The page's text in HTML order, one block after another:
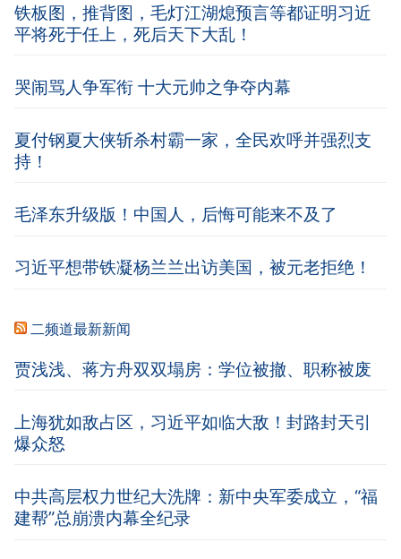
铁板图，推背图，毛灯江湖熄预言等都证明习近
平将死于任上，死后天下大乱！
哭闹骂人争军衔 十大元帅之争夺内幕
夏付钢夏大侠斩杀村霸一家，全民欢呼并强烈支
持！
毛泽东升级版！中国人，后悔可能来不及了
习近平想带铁凝杨兰兰出访美国，被元老拒绝！
二频道最新新闻
贾浅浅、蒋方舟双双塌房：学位被撤、职称被废
上海犹如敌占区，习近平如临大敌！封路封天引
爆众怒
中共高层权力世纪大洗牌：新中央军委成立，“福
建帮”总崩溃内幕全纪录